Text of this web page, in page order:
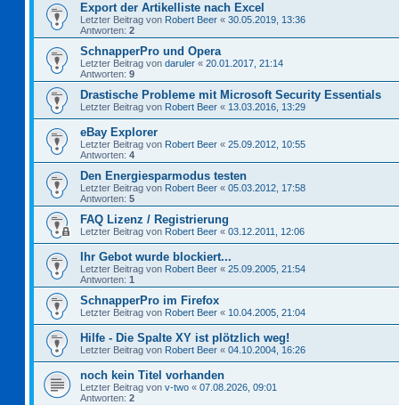
Export der Artikelliste nach Excel
Letzter Beitrag von Robert Beer « 30.05.2019, 13:36
Antworten: 2
SchnapperPro und Opera
Letzter Beitrag von daruler « 20.01.2017, 21:14
Antworten: 9
Drastische Probleme mit Microsoft Security Essentials
Letzter Beitrag von Robert Beer « 13.03.2016, 13:29
eBay Explorer
Letzter Beitrag von Robert Beer « 25.09.2012, 10:55
Antworten: 4
Den Energiesparmodus testen
Letzter Beitrag von Robert Beer « 05.03.2012, 17:58
Antworten: 5
FAQ Lizenz / Registrierung
Letzter Beitrag von Robert Beer « 03.12.2011, 12:06
Ihr Gebot wurde blockiert...
Letzter Beitrag von Robert Beer « 25.09.2005, 21:54
Antworten: 1
SchnapperPro im Firefox
Letzter Beitrag von Robert Beer « 10.04.2005, 21:04
Hilfe - Die Spalte XY ist plötzlich weg!
Letzter Beitrag von Robert Beer « 04.10.2004, 16:26
noch kein Titel vorhanden
Letzter Beitrag von v-two « 07.08.2026, 09:01
Antworten: 2